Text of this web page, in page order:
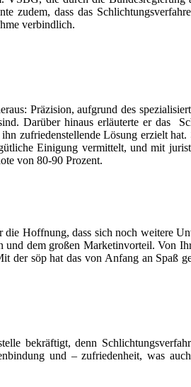
zudem, dass das
verbindlich.
Präzision, aufgrund des
Darüber hinaus erläuterte er das
zufriedenstellende Lösung erzielt
Einigung vermittelt, und mit
von 80-90 Prozent.
Hoffnung, dass sich noch weitere
dem großen Marketinvorteil. Von
söp hat das von Anfang an Spaß
bekräftigt, denn
und – zufriedenheit, was